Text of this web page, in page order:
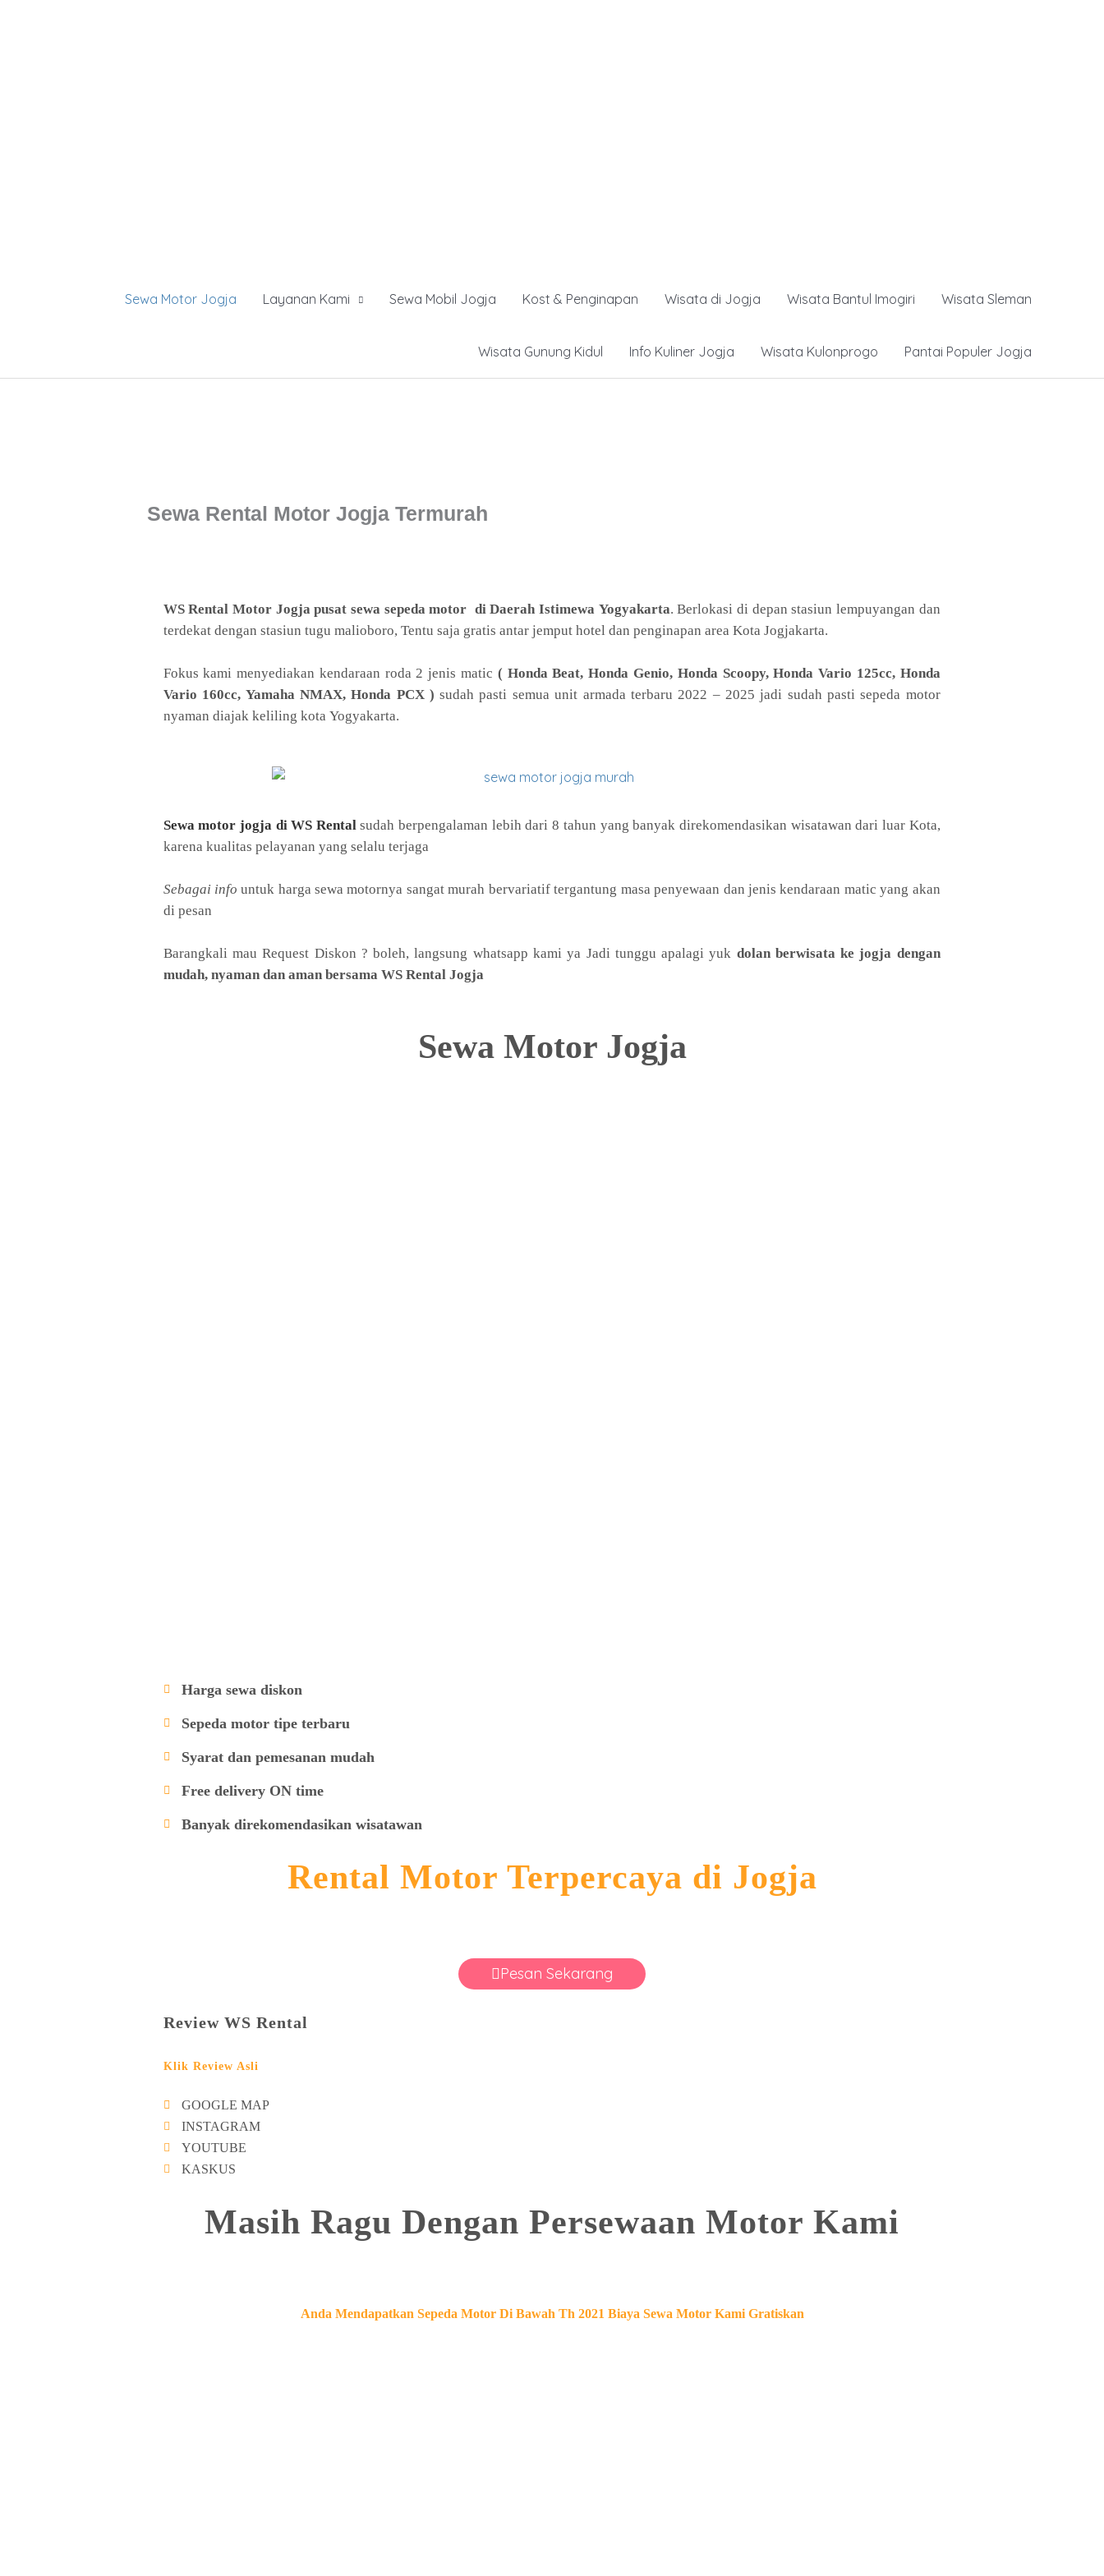
Sewa Motor Jogja Layanan Kami Sewa Mobil Jogja Kost & Penginapan Wisata di Jogja Wisata Bantul Imogiri Wisata Sleman
Wisata Gunung Kidul Info Kuliner Jogja Wisata Kulonprogo Pantai Populer Jogja
Sewa Rental Motor Jogja Termurah
WS Rental Motor Jogja pusat sewa sepeda motor di Daerah Istimewa Yogyakarta. Berlokasi di depan stasiun lempuyangan dan
terdekat dengan stasiun tugu malioboro, Tentu saja gratis antar jemput hotel dan penginapan area Kota Jogjakarta.
Fokus kami menyediakan kendaraan roda 2 jenis matic ( Honda Beat, Honda Genio, Honda Scoopy, Honda Vario 125cc, Honda
Vario 160cc, Yamaha NMAX, Honda PCX ) sudah pasti semua unit armada terbaru 2022 – 2025 jadi sudah pasti sepeda motor
nyaman diajak keliling kota Yogyakarta.
Sewa motor jogja di WS Rental sudah berpengalaman lebih dari 8 tahun yang banyak direkomendasikan wisatawan dari luar Kota,
karena kualitas pelayanan yang selalu terjaga
Sebagai info untuk harga sewa motornya sangat murah bervariatif tergantung masa penyewaan dan jenis kendaraan matic yang akan
di pesan
Barangkali mau Request Diskon ? boleh, langsung whatsapp kami ya Jadi tunggu apalagi yuk dolan berwisata ke jogja dengan
mudah, nyaman dan aman bersama WS Rental Jogja
Sewa Motor Jogja
Harga sewa diskon
Sepeda motor tipe terbaru
Syarat dan pemesanan mudah
Free delivery ON time
Banyak direkomendasikan wisatawan
Rental Motor Terpercaya di Jogja
Pesan Sekarang
Review WS Rental
Klik Review Asli
GOOGLE MAP
INSTAGRAM
YOUTUBE
KASKUS
Masih Ragu Dengan Persewaan Motor Kami
Anda Mendapatkan Sepeda Motor Di Bawah Th 2021 Biaya Sewa Motor Kami Gratiskan